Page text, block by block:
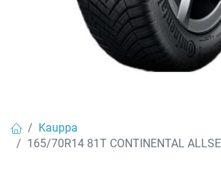
Kauppa
165/70R14 81T CONTINENTAL